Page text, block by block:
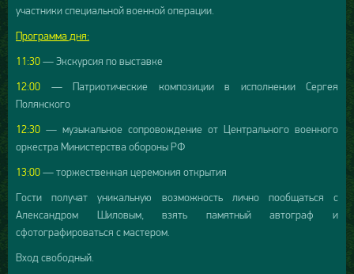
участники специальной военной операции.
Программа дня:
11:30— Экскурсия по выставке
12:00 — Патриотические композиции в исполнении Сергея
Полянского
12:30 — музыкальное сопровождение от Центрального военного
оркестра Министерства обороны РФ
13:00— торжественная церемония открытия
Гости получат уникальную возможность лично пообщаться с
Александром Шиловым, взять памятный автограф и
сфотографироваться с мастером.
Вход свободный.